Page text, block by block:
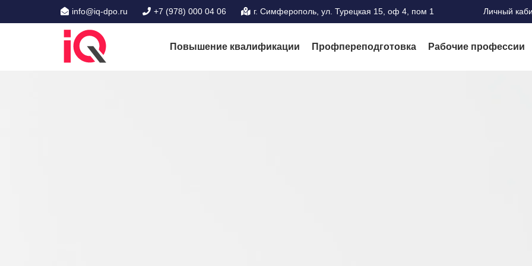
info@iq-dpo.ru +7 (978) 000 04 06 г. Симферополь, ул. Турецкая 15, оф 4, пом 1 Личный
Повышение квалификации Профпереподготовка Рабочие профессии